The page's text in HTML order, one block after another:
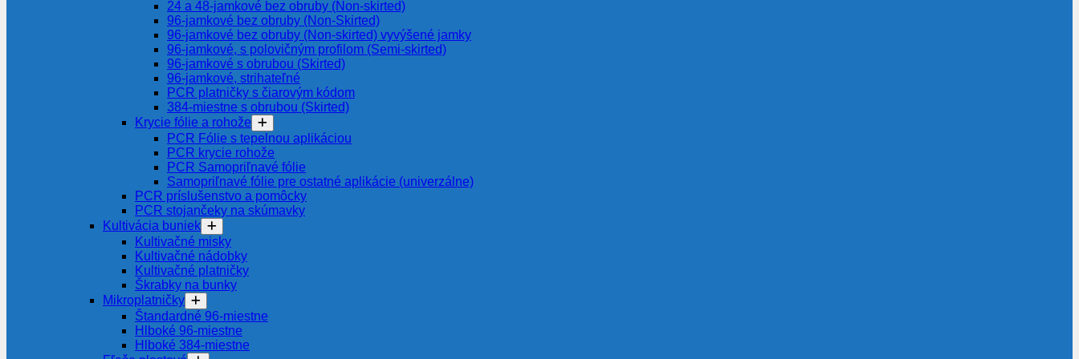
24 a 48-jamkové bez obruby (Non-skirted)
96-jamkové bez obruby (Non-Skirted)
96-jamkové bez obruby (Non-skirted) vyvýšené jamky
96-jamkové, s polovičným profilom (Semi-skirted)
96-jamkové s obrubou (Skirted)
96-jamkové, strihateľné
PCR platničky s čiarovým kódom
384-miestne s obrubou (Skirted)
Krycie fólie a rohože
PCR Fólie s tepelnou aplikáciou
PCR krycie rohože
PCR Samopriľnavé fólie
Samopriľnavé fólie pre ostatné aplikácie (univerzálne)
PCR príslušenstvo a pomôcky
PCR stojančeky na skúmavky
Kultivácia buniek
Kultivačné misky
Kultivačné nádobky
Kultivačné platničky
Škrabky na bunky
Mikroplatničky
Štandardné 96-miestne
Hlboké 96-miestne
Hlboké 384-miestne